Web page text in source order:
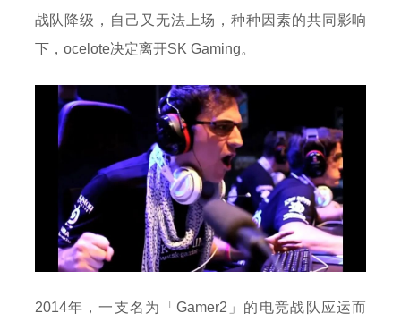
战队降级，自己又无法上场，种种因素的共同影响
下，ocelote决定离开SK Gaming。
2014年，一支名为「Gamer2」的电竞战队应运而